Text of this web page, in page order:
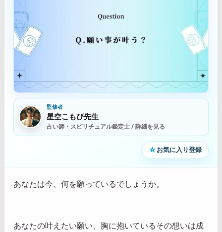
監修者
星空こもぴ先生
占い師・スピリチュアル鑑定士 / 詳細を見る
☆お気に入り登録
あなたは今、何を願っているでしょうか。
あなたの叶えたい願い、胸に抱いているその想いは成